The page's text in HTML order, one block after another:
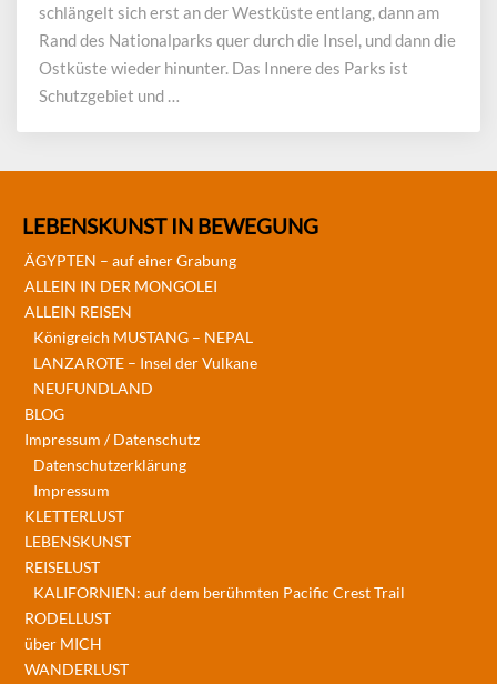
schlängelt sich erst an der Westküste entlang, dann am
Rand des Nationalparks quer durch die Insel, und dann die
Ostküste wieder hinunter. Das Innere des Parks ist
Schutzgebiet und …
LEBENSKUNST IN BEWEGUNG
ÄGYPTEN – auf einer Grabung
ALLEIN IN DER MONGOLEI
ALLEIN REISEN
Königreich MUSTANG – NEPAL
LANZAROTE – Insel der Vulkane
NEUFUNDLAND
BLOG
Impressum / Datenschutz
Datenschutzerklärung
Impressum
KLETTERLUST
LEBENSKUNST
REISELUST
KALIFORNIEN: auf dem berühmten Pacific Crest Trail
RODELLUST
über MICH
WANDERLUST